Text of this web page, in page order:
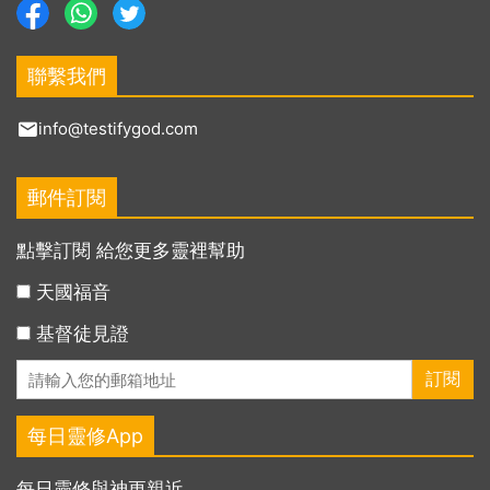
聯繫我們
info@testifygod.com
郵件訂閱
點擊訂閱 給您更多靈裡幫助
天國福音
基督徒見證
每日靈修App